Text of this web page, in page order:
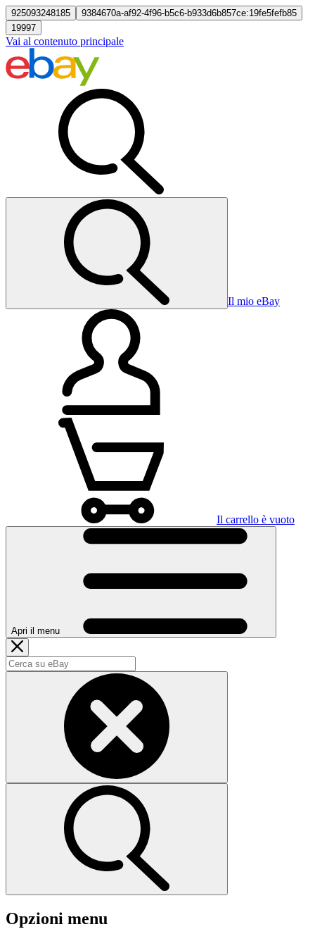
925093248185
9384670a-af92-4f96-b5c6-b933d6b857ce:19fe5fefb85
19997
Vai al contenuto principale
Il mio eBay
Il carrello è vuoto
Apri il menu
Opzioni menu